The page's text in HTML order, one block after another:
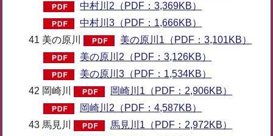
中村川2（PDF：3,369KB）
中村川3（PDF：1,666KB）
41 美の原川
美の原川1（PDF：3,101KB）
美の原川2（PDF：3,126KB）
美の原川3（PDF：1,534KB）
42 岡崎川
岡崎川1（PDF：2,906KB）
岡崎川2（PDF：4,587KB）
43 馬見川
馬見川1（PDF：2,972KB）